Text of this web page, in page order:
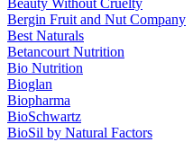
Bergin Fruit and Nut Company
Best Naturals
Betancourt Nutrition
Bio Nutrition
Bioglan
Biopharma
BioSchwartz
BioSil by Natural Factors